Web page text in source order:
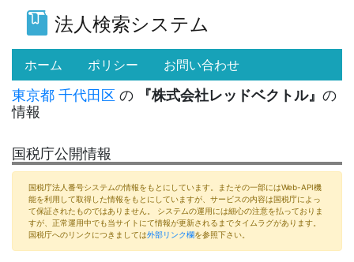
法人検索システム
ホーム (current)
ポリシー お問い合わせ
東京都 千代田区 の 『株式会社レッドベクトル』 の
情報
国税庁公開情報
国税庁法人番号システムの情報をもとにしています。またその一部にはWeb-API機
能を利用して取得した情報をもとにしていますが、サービスの内容は国税庁によっ
て保証されたものではありません。 システムの運用には細心の注意を払っておりま
すが、正常運用中でも当サイトにて情報が更新されるまでタイムラグがあります。
国税庁へのリンクにつきましては外部リンク欄を参照下さい。